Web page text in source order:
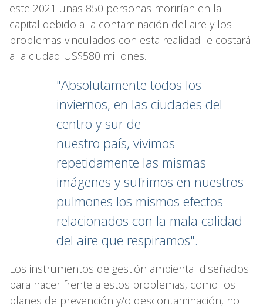
este 2021 unas 850 personas morirían en la
capital debido a la contaminación del aire y los
problemas vinculados con esta realidad le costará
a la ciudad US$580 millones.
"Absolutamente todos los
inviernos, en las ciudades del
centro y sur de
nuestro país, vivimos
repetidamente las mismas
imágenes y sufrimos en nuestros
pulmones los mismos efectos
relacionados con la mala calidad
del aire que respiramos".
Los instrumentos de gestión ambiental diseñados
para hacer frente a estos problemas, como los
planes de prevención y/o descontaminación, no